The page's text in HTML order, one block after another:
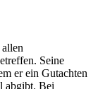
Seine
er ein Gutachten
abgibt. Bei